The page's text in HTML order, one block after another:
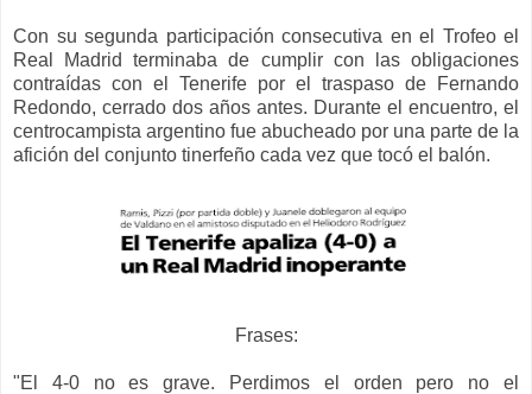
Con su segunda participación consecutiva en el Trofeo el
Real Madrid terminaba de cumplir con las obligaciones
contraídas con el Tenerife por el traspaso de Fernando
Redondo, cerrado dos años antes. Durante el encuentro, el
centrocampista argentino fue abucheado por una parte de la
afición del conjunto tinerfeño cada vez que tocó el balón.
Frases:
"El 4-0 no es grave.
Perdimos el orden pero no el